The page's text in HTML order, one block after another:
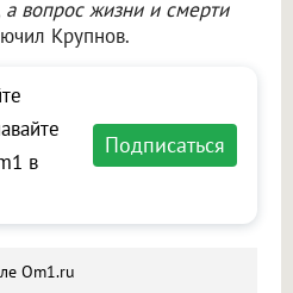
вопрос жизни и смерти
Крупнов.
в
Подписаться
Om1.ru